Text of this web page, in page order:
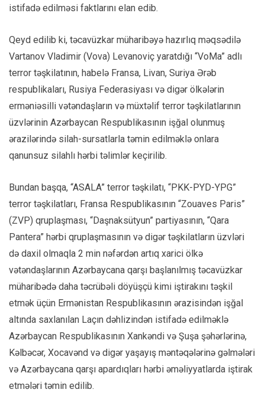
istifadə edilməsi faktlarını elan edib.
Qeyd edilib ki, təcavüzkar müharibəyə hazırlıq məqsədilə
Vartanov Vladimir (Vova) Levanoviç yaratdığı “VoMa” adlı
terror təşkilatının, habelə Fransa, Livan, Suriya Ərəb
respublikaları, Rusiya Federasiyası və digər ölkələrin
erməniəsilli vətəndaşların və müxtəlif terror təşkilatlarının
üzvlərinin Azərbaycan Respublikasının işğal olunmuş
ərazilərində silah-sursatlarla təmin edilməklə onlara
qanunsuz silahlı hərbi təlimlər keçirilib.
Bundan başqa, “ASALA” terror təşkilatı, “PKK-PYD-YPG”
terror təşkilatları, Fransa Respublikasının “Zouaves Paris”
(ZVP) qruplaşması, “Daşnaksütyun” partiyasının, “Qara
Pantera” hərbi qruplaşmasının və digər təşkilatların üzvləri
də daxil olmaqla 2 min nəfərdən artıq xarici ölkə
vətəndaşlarının Azərbaycana qarşı başlanılmış təcavüzkar
müharibədə daha təcrübəli döyüşçü kimi iştirakını təşkil
etmək üçün Ermənistan Respublikasının ərazisindən işğal
altında saxlanılan Laçın dəhlizindən istifadə edilməklə
Azərbaycan Respublikasının Xankəndi və Şuşa şəhərlərinə,
Kəlbəcər, Xocavənd və digər yaşayış məntəqələrinə gəlmələri
və Azərbaycana qarşı apardıqları hərbi əməliyyatlarda iştirak
etmələri təmin edilib.